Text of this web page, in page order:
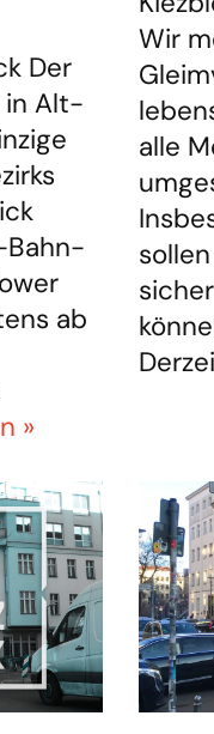
Der
in Alt-
Bahn-
ab
»
Wir
alle